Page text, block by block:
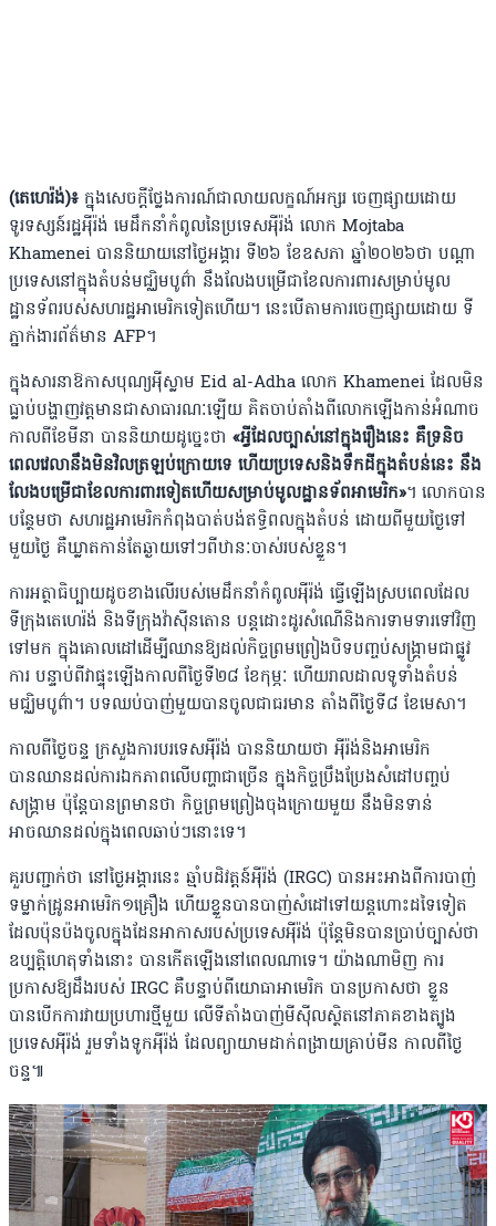
(តេហេរ៉ង់)៖ ក្នុងសេចក្តីថ្លែងការណ៍ជាលាយលក្ខណ៍អក្សរ ចេញផ្សាយដោយ
ទូរទស្សន៍រដ្ឋអ៉ីរ៉ង់ មេដឹកនាំកំពូលនៃប្រទេសអ៉ីរ៉ង់ លោក Mojtaba
Khamenei បាននិយាយនៅថ្ងៃអង្គារ ទី២៦ ខែឧសភា ឆ្នាំ២០២៦ថា បណ្តា
ប្រទេសនៅក្នុងតំបន់មជ្ឈិមបូព៌ា នឹងលែង​បម្រើជាខែលការពារសម្រាប់មូល
ដ្ឋានទ័ពរបស់សហរដ្ឋអាមេរិកទៀតហើយ។ នេះបើតាមការចេញផ្សាយដោយ ទី
ភ្នាក់ងារព័ត៌មាន AFP។
ក្នុងសារនាឱកាសបុណ្យអ៉ីស្លាម Eid al-Adha លោក Khamenei ដែលមិន
ធ្លាប់បង្ហាញវត្តមានជាសាធារណៈឡើយ គិតចាប់តាំងពីលោកឡើងកាន់អំណាច
កាលពីខែមីនា បាននិយាយដូច្នេះថា «អ្វីដែលច្បាស់នៅក្នុងរឿងនេះ គឺទ្រនិច
ពេលវេលានឹងមិនវិលត្រឡប់ក្រោយទេ ហើយប្រទេសនិងទឹកដីក្នុងតំបន់នេះ នឹង
លែងបម្រើជាខែលការពារទៀតហើយ​សម្រាប់មូលដ្ឋានទ័ពអាមេរិក»។ លោកបាន
បន្ថែមថា សហរដ្ឋអាមេរិកកំពុងបាត់បង់ឥទ្ធិពលក្នុងតំបន់ ដោយពីមួយថ្ងៃទៅ
មួយថ្ងៃ គឺឃ្លាតកាន់តែឆ្ងាយទៅៗពីឋានៈចាស់របស់ខ្លួន។
ការអត្ថាធិប្បាយដូចខាងលើរបស់មេដឹកនាំកំពូលអ៉ីរ៉ង់ ធ្វើឡើងស្របពេលដែល
ទីក្រុងតេហេរ៉ង់ និងទីក្រុងវ៉ាស៉ីនតោន បន្តដោះដូរសំណើនិងការទាមទារទៅវិញ
ទៅមក ក្នុងគោលដៅដើម្បីឈានឱ្យដល់កិច្ចព្រមព្រៀងបិទបញ្ចប់សង្រ្គាមជាផ្លូវ
ការ បន្ទាប់ពីវាផ្ទុះឡើងកាលពីថ្ងៃទី២៨ ខែកុម្ភៈ ហើយរាលដាលទូទាំងតំបន់
មជ្ឈិមបូព៌ា។ បទឈប់បាញ់មួយបានចូលជាធរមាន តាំងពីថ្ងៃទី៨ ខែមេសា។
កាលពីថ្ងៃចន្ទ ក្រសួងការបរទេសអ៉ីរ៉ង់ បាននិយាយថា អ៉ីរ៉ង់និងអាមេរិក
បានឈានដល់ការឯកភាពលើបញ្ហាជាច្រើន ក្នុងកិច្ចប្រឹងប្រែងសំដៅបញ្ចប់
សង្រ្គាម ប៉ុន្តែបានព្រមានថា កិច្ចព្រមព្រៀងចុងក្រោយមួយ នឹងមិនទាន់
អាចឈានដល់ក្នុងពេលឆាប់ៗនោះទេ។
គួរបញ្ជាក់ថា នៅថ្ងៃអង្គារនេះ ឆ្មាំបដិវត្តន៍អ៉ីរ៉ង់ (IRGC) បានអះអាងពីការបាញ់
ទម្លាក់ដ្រូនអាមេរិក១គ្រឿង ហើយខ្លួនបានបាញ់សំដៅទៅយន្តហោះដទៃទៀត
ដែលប៉ុនប៉ងចូលក្នុងដែនអាកាសរបស់ប្រទេសអ៉ីរ៉ង់ ប៉ុន្តែមិនបានប្រាប់ច្បាស់ថា
ឧប្បត្តិហេតុទាំងនោះ បានកើតឡើងនៅពេលណាទេ។ យ៉ាងណាមិញ ការ
ប្រកាសឱ្យដឹងរបស់ IRGC គឺបន្ទាប់ពីយោធាអាមេរិក បានប្រកាសថា ខ្លួន
បានបើកការវាយប្រហារថ្មីមួយ លើទីតាំងបាញ់មីស៉ីលស្ថិតនៅភាគខាងត្បូង
ប្រទេសអ៉ីរ៉ង់ រួមទាំងទូកអ៉ីរ៉ង់ ដែលព្យាយាមដាក់ពង្រាយគ្រាប់មីន កាលពីថ្ងៃ
ចន្ទ៕